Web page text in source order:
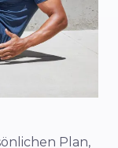
Plan,